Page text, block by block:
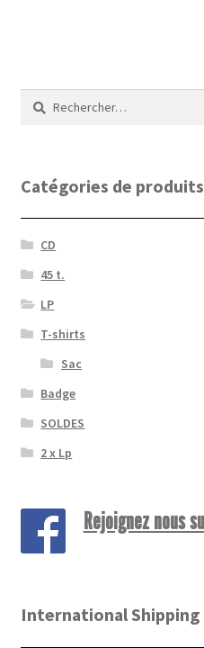
Rechercher :
Catégories de produits
CD
45 t.
LP
T-shirts
Sac
Badge
SOLDES
2 x Lp
Rejoignez nous
International